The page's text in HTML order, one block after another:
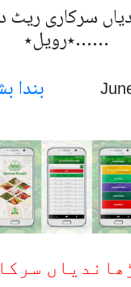
سرکاری ریٹ
……٭رویل٭